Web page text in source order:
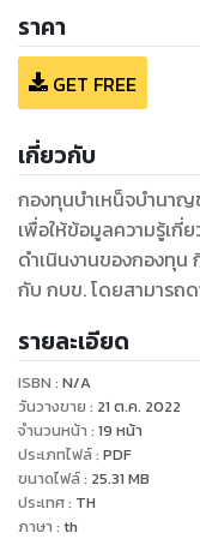
ราคา
GET FREE
เกี่ยวกับ
กองทุนบำเหน็จบำนาญ
เพื่อให้ข้อมูลความรู้เกี่
ดำเนินงานของกองทุน
กับ กบข. โดยสามารถ
รายละเอียด
ISBN : N/A
วันวางขาย : 21 ต.ค. 2022
จำนวนหน้า : 19 หน้า
ประเภทไฟล์: PDF
ขนาดไฟล์: 25.31 MB
ประเทศ: TH
ภาษา : th